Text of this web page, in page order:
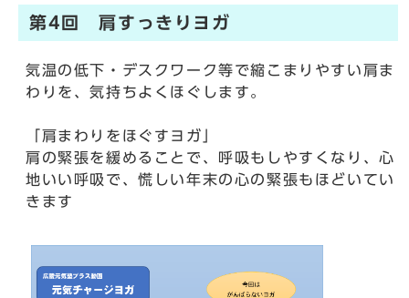
第4回 肩すっきりヨガ
気温の低下・デスクワーク等で縮こまりやすい肩ま
わりを、気持ちよくほぐします。
「肩まわりをほぐすヨガ」
肩の緊張を緩めることで、呼吸もしやすくなり、心
地いい呼吸で、慌しい年末の心の緊張もほどいてい
きます